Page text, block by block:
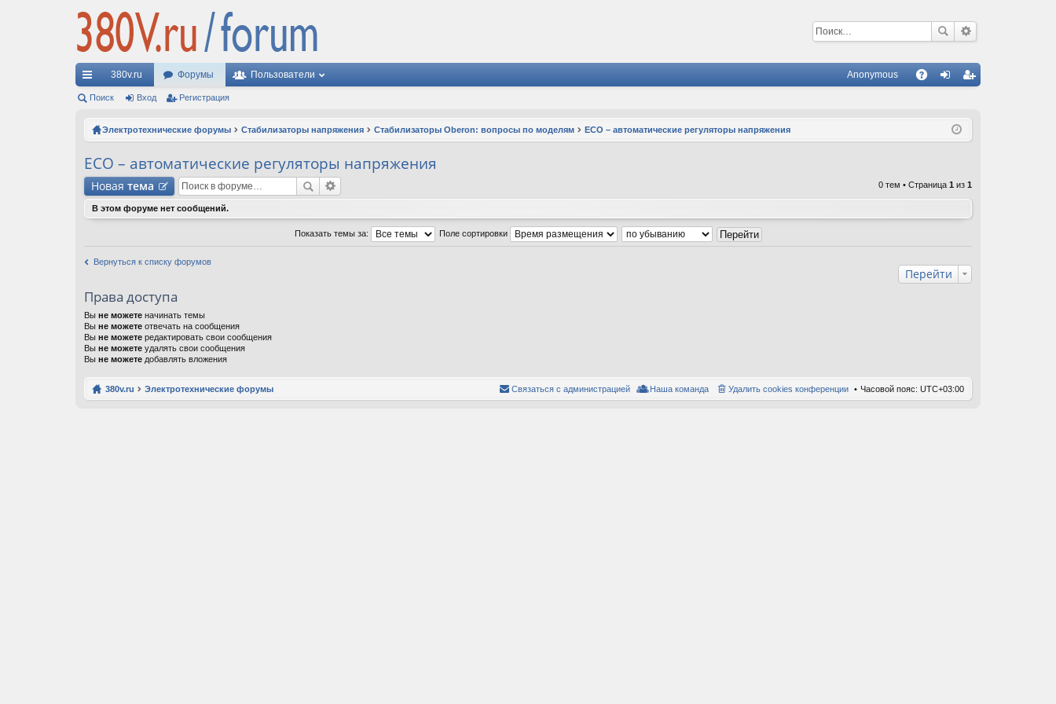
С
с
и
380v.ru Форумы Пользователи Anonymous
ис
Поиск Вход Регистрация
Электротехнические форумы Стабилизаторы напряжения Стабилизаторы Oberon: вопросы по моделям ECO – автоматические регуляторы напряжения
ECO – автоматические регуляторы напряжения
Новая тема 0 тем • Страница 1 из 1
В этом форуме нет сообщений.
Показать темы за: Поле сортировки
Вернуться к списку форумов
Перейти
Права доступа
Вы не можете начинать темы
Вы не можете отвечать на сообщения
Вы не можете редактировать свои сообщения
Вы не можете удалять свои сообщения
Вы не можете добавлять вложения
380v.ru Электротехнические форумы Часовой пояс: UTC+03:00
Удалить cookies конференции
Наша команда
Связаться с администрацией